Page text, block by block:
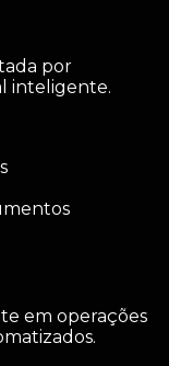
por
inteligente.
em operações